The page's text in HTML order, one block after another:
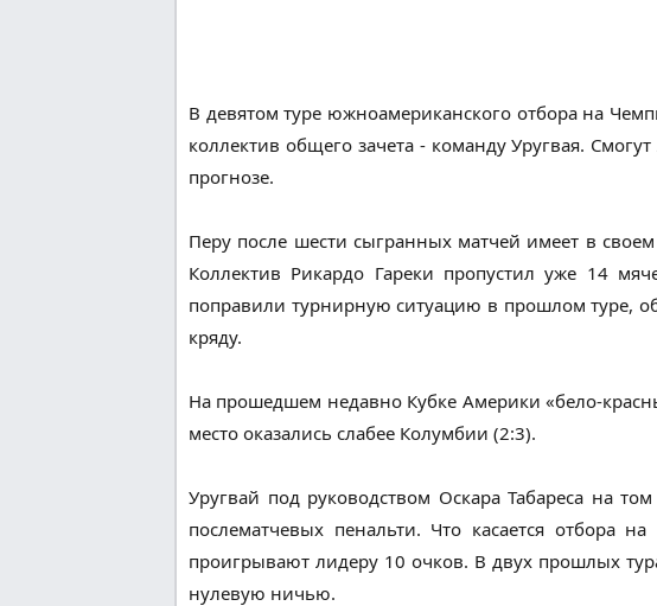
В девятом туре южноамериканского отбора на
коллектив общего зачета - команду Уругвая.
прогнозе.
Перу после шести сыгранных матчей имеет в
Коллектив Рикардо Гареки пропустил уже 14
поправили турнирную ситуацию в прошлом туре,
кряду.
На прошедшем недавно Кубке Америки «бело-
место оказались слабее Колумбии (2:3).
Уругвай под руководством Оскара Табареса на
послематчевых пенальти. Что касается отбора
проигрывают лидеру 10 очков. В двух прошлых
нулевую ничью.